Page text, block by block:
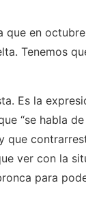
que en
Tenemos
Es la
“se habla
que
ver con la
para